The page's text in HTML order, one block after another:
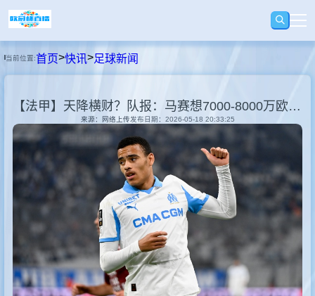
足球
篮球
录播
视频
快讯
当前位置:首页>快讯>足球新闻
【法甲】天降横财？队报：马赛想7000-8000万欧卖格林伍德，曼联有40%转售
来源：网络上传发布日期：2026-05-18 20:33:25